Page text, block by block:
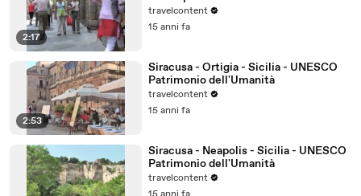
2:17
travelcontent
15 anni fa
2:53
Siracusa - Ortigia - Sicilia - UNESCO
Patrimonio dell'Umanità
travelcontent
15 anni fa
Siracusa - Neapolis - Sicilia - UNESCO
Patrimonio dell'Umanità
travelcontent